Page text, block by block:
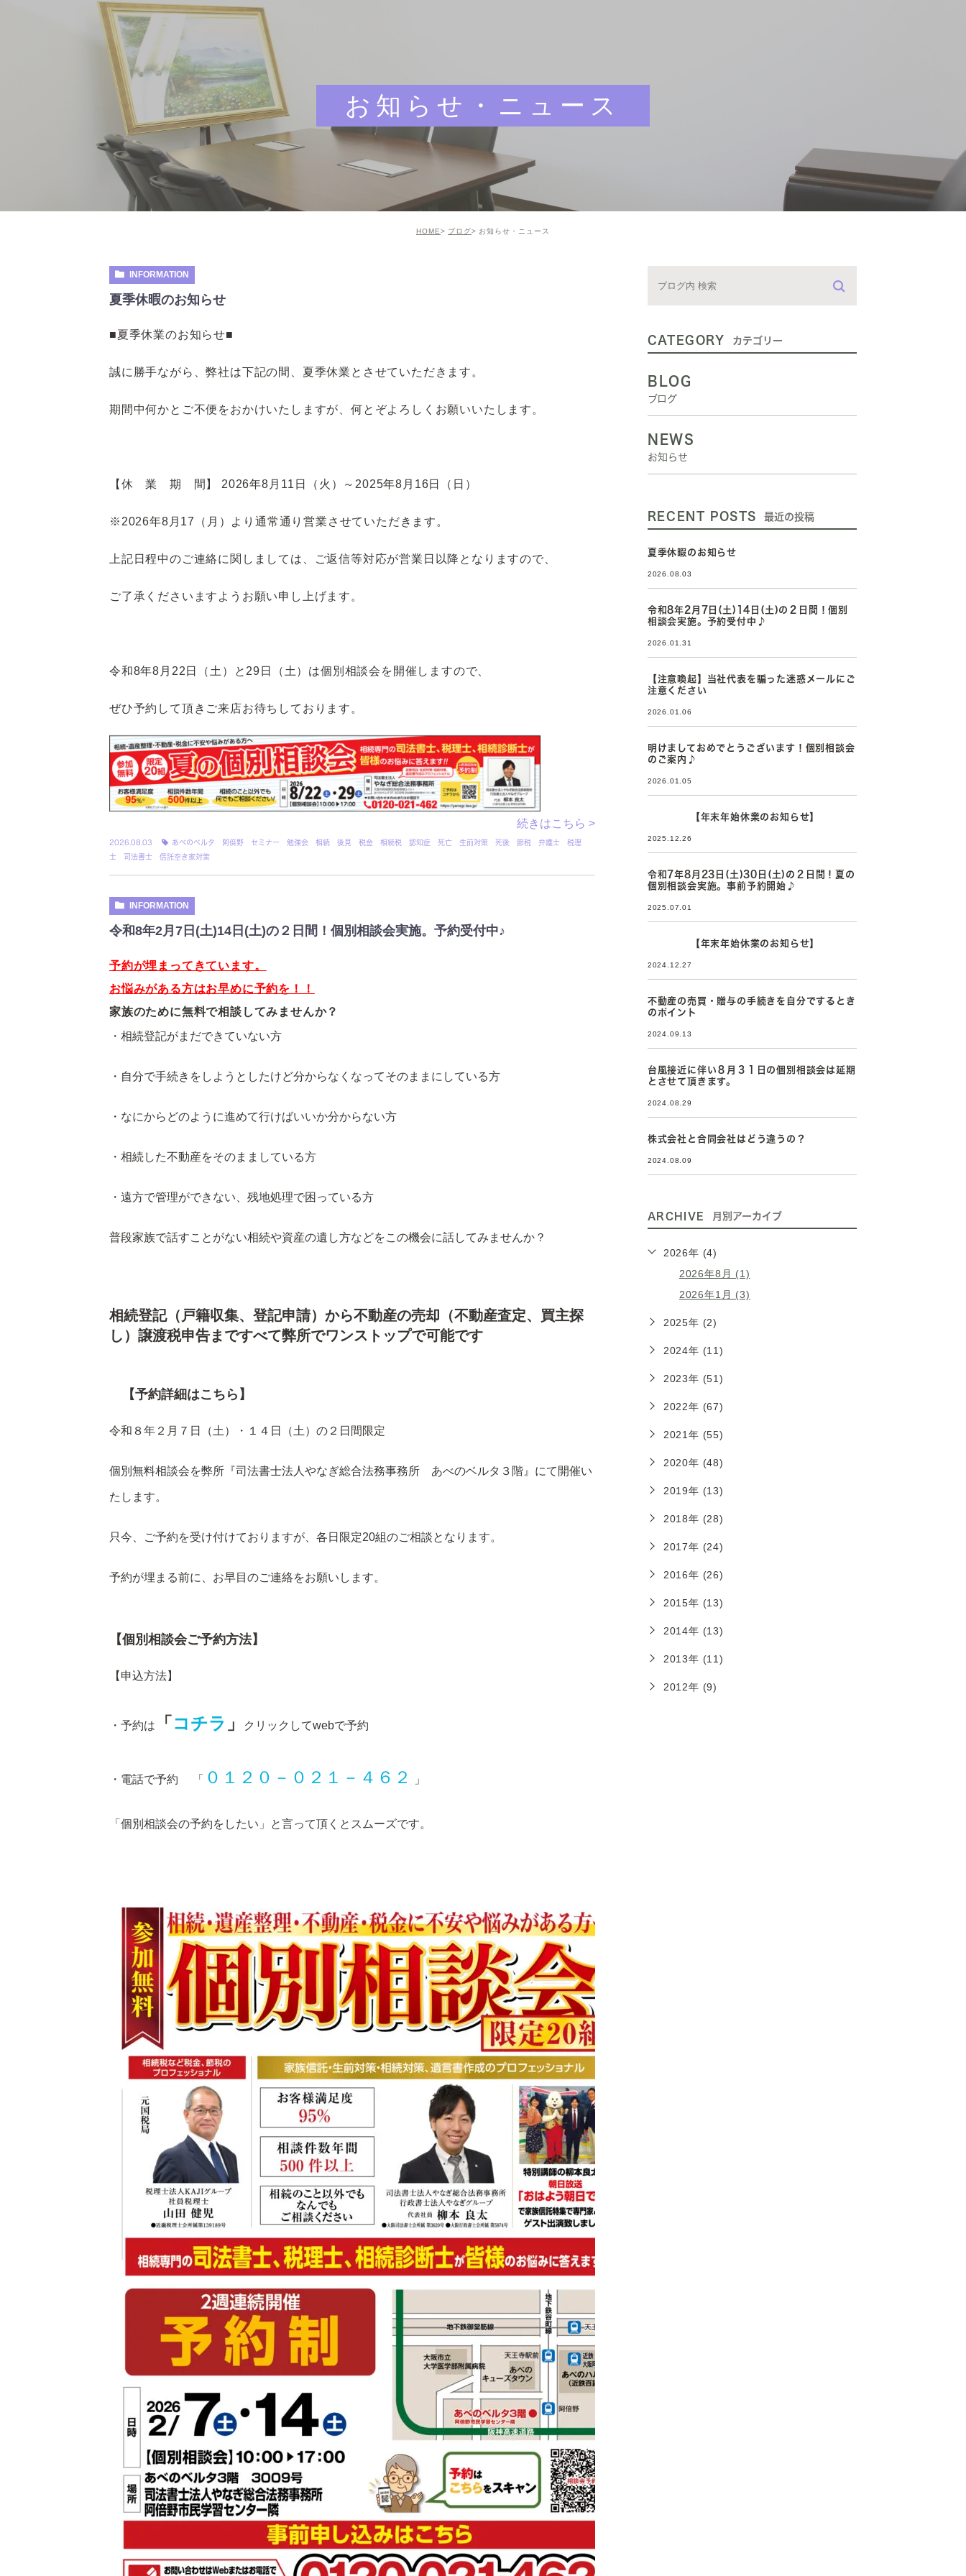
お知らせ・ニュース
HOME ブログ お知らせ・ニュース
INFORMATION
夏季休暇のお知らせ
■夏季休業のお知らせ■
誠に勝手ながら、弊社は下記の間、夏季休業とさせていただきます。
期間中何かとご不便をおかけいたしますが、何とぞよろしくお願いいたします。
【休 業 期 間】 2026年8月11日（火）～2025年8月16日（日）
※2026年8月17（月）より通常通り営業させていただきます。
上記日程中のご連絡に関しましては、ご返信等対応が営業日以降となりますので、
ご了承くださいますようお願い申し上げます。
令和8年8月22日（土）と29日（土）は個別相談会を開催しますので、
ぜひ予約して頂きご来店お待ちしております。
続きはこちら >
2026.08.03
あべのベルタ 阿倍野 セミナー 勉強会 相続 後見 税金 相続税 認知症 死亡 生前対策 死後 節税 弁護士 税理
士 司法書士 信託空き家対策
INFORMATION
令和8年2月7日(土)14日(土)の２日間！個別相談会実施。予約受付中♪
予約が埋まってきています。
お悩みがある方はお早めに予約を！！
家族のために無料で相談してみませんか？
・相続登記がまだできていない方
・自分で手続きをしようとしたけど分からなくなってそのままにしている方
・なにからどのように進めて行けばいいか分からない方
・相続した不動産をそのまましている方
・遠方で管理ができない、残地処理で困っている方
普段家族で話すことがない相続や資産の遺し方などをこの機会に話してみませんか？
相続登記（戸籍収集、登記申請）から不動産の売却（不動産査定、買主探
し）譲渡税申告まですべて弊所でワンストップで可能です
【予約詳細はこちら】
令和８年２月７日（土）・１４日（土）の２日間限定
個別無料相談会を弊所『司法書士法人やなぎ総合法務事務所 あべのベルタ３階』にて開催い
たします。
只今、ご予約を受け付けておりますが、各日限定20組のご相談となります。
予約が埋まる前に、お早目のご連絡をお願いします。
【個別相談会ご予約方法】
【申込方法】
・予約は 「 コチラ 」 クリックしてwebで予約
・電話で予約 「 ０１２０－０２１－４６２ 」
「個別相談会の予約をしたい」と言って頂くとスムーズです。
CATEGORY カテゴリー
BLOG
ブログ
NEWS
お知らせ
RECENT POSTS 最近の投稿
夏季休暇のお知らせ
2026.08.03
令和8年2月7日(土)14日(土)の２日間！個別
相談会実施。予約受付中♪
2026.01.31
【注意喚起】当社代表を騙った迷惑メールにご
注意ください
2026.01.06
明けましておめでとうございます！個別相談会
のご案内♪
2026.01.05
【年末年始休業のお知らせ】
2025.12.26
令和7年8月23日(土)30日(土)の２日間！夏の
個別相談会実施。事前予約開始♪
2025.07.01
【年末年始休業のお知らせ】
2024.12.27
不動産の売買・贈与の手続きを自分でするとき
のポイント
2024.09.13
台風接近に伴い８月３１日の個別相談会は延期
とさせて頂きます。
2024.08.29
株式会社と合同会社はどう違うの？
2024.08.09
ARCHIVE 月別アーカイブ
2026年 (4)
2026年8月 (1)
2026年1月 (3)
2025年 (2)
2024年 (11)
2023年 (51)
2022年 (67)
2021年 (55)
2020年 (48)
2019年 (13)
2018年 (28)
2017年 (24)
2016年 (26)
2015年 (13)
2014年 (13)
2013年 (11)
2012年 (9)